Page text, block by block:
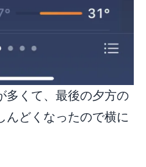
多くて、最後の夕方の
んどくなったので横に